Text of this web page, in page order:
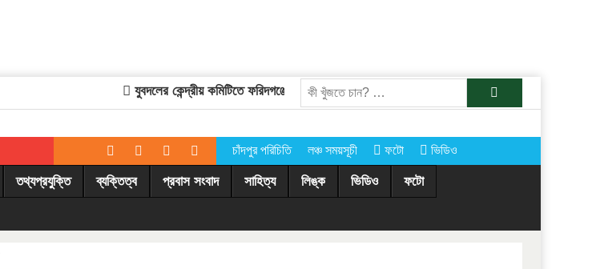
যুবদলের কেন্দ্রীয় কমিটিতে ফরিদগঞ্জের তারেকুর রহমান চাঁদপুরের অর্ধশতাধিক গ্রামে আগামীকাল কোরবানির
চাঁদপুর পরিচিতি লঞ্চ সময়সূচী ফটো ভিডিও
তথ্যপ্রযুক্তি ব্যক্তিত্ব প্রবাস সংবাদ সাহিত্য লিঙ্ক ভিডিও ফটো